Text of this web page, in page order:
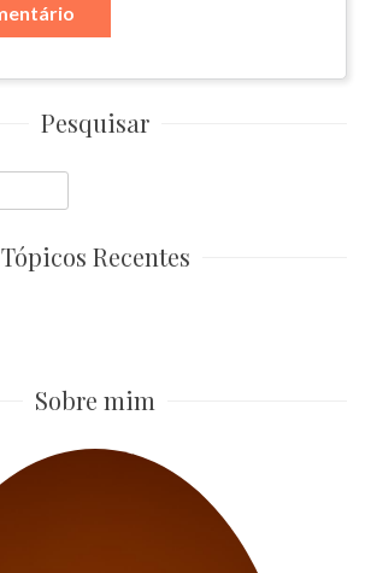
Pesquisar
Tópicos Recentes
Sobre mim